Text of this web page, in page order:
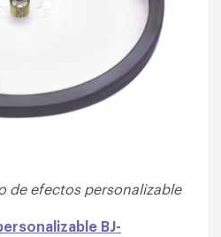
de efectos personalizable
BJ-